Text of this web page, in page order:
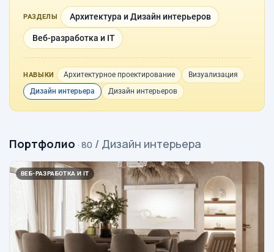
РАЗДЕЛЫ Архитектура и Дизайн интерьеров
Веб-разработка и IT
НАВЫКИ Архитектурное проектирование
Визуализация
Дизайн интерьера
Дизайн интерьеров
Портфолио · 80 / Дизайн интерьера
ВЕБ-РАЗРАБОТКА И IT